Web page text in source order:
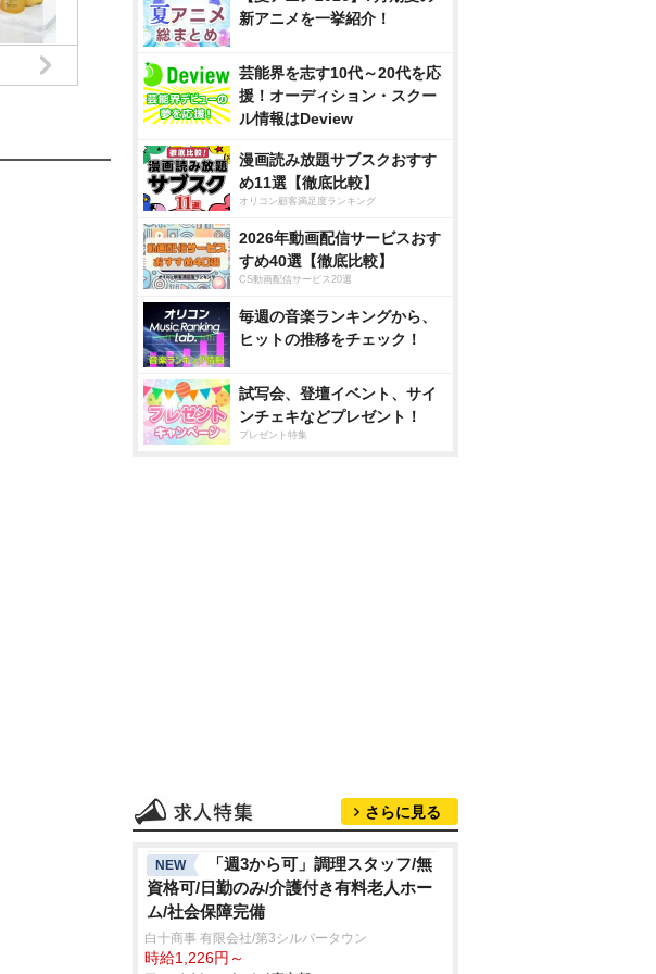
新アニメを一挙紹介！
芸能界を志す10代～20代を応
援！オーディション・スクー
ル情報はDeview
漫画読み放題サブスクおすす
め11選【徹底比較】
オリコン顧客満足度ランキング
2026年動画配信サービスおす
すめ40選【徹底比較】
CS動画配信サービス20選
毎週の音楽ランキングから、
ヒットの推移をチェック！
試写会、登壇イベント、サイ
ンチェキなどプレゼント！
プレゼント特集
さらに見る
NEW
「週3から可」調理スタッフ/無
資格可/日勤のみ/介護付き有料老人ホー
ム/社会保障完備
白十商事 有限会社/第3シルバータウン
時給1,226円～